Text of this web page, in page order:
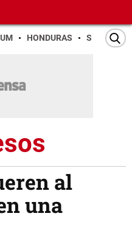
HONDURAS SAN PEDRO
al
una